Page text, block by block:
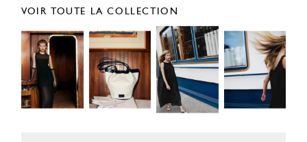
VOIR TOUTE LA COLLECTION